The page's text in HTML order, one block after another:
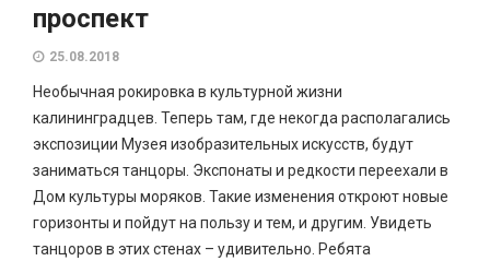
проспект
25.08.2018
Необычная рокировка в культурной жизни
калининградцев. Теперь там, где некогда располагались
экспозиции Музея изобразительных искусств, будут
заниматься танцоры. Экспонаты и редкости переехали в
Дом культуры моряков. Такие изменения откроют новые
горизонты и пойдут на пользу и тем, и другим. Увидеть
танцоров в этих стенах – удивительно. Ребята